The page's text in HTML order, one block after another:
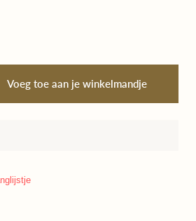
Voeg toe aan je winkelmandje